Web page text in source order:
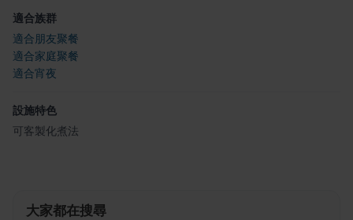
適合族群
適合朋友聚餐
適合家庭聚餐
適合宵夜
設施特色
可客製化煮法
大家都在搜尋